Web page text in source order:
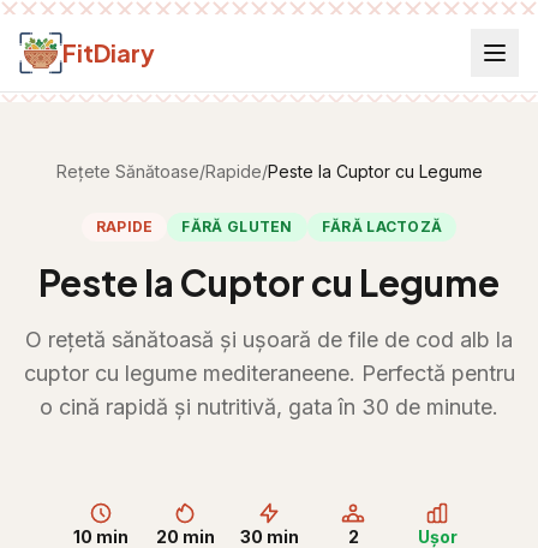
Salt la conținut
FitDiary
Rețete Sănătoase/Rapide/Peste la Cuptor cu Legume
RAPIDE FĂRĂ GLUTEN FĂRĂ LACTOZĂ
Peste la Cuptor cu Legume
O rețetă sănătoasă și ușoară de file de cod alb la
cuptor cu legume mediteraneene. Perfectă pentru
o cină rapidă și nutritivă, gata în 30 de minute.
10 min 20 min 30 min 2 Ușor